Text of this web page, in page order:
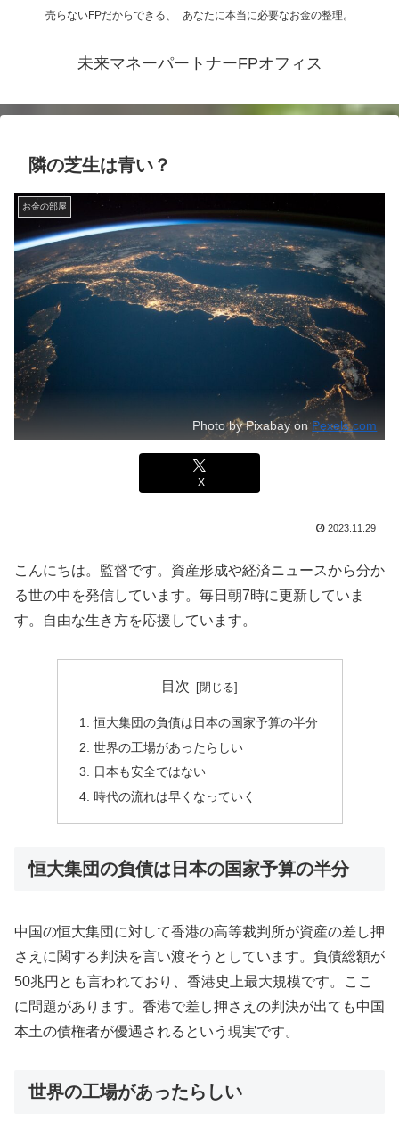
売らないFPだからできる、 あなたに本当に必要なお金の整理。
未来マネーパートナーFPオフィス
隣の芝生は青い？
お金の部屋
Photo by Pixabay onPexels.com
X
2023.11.29
こんにちは。監督です。資産形成や経済ニュースから分か
る世の中を発信しています。毎日朝7時に更新していま
す。自由な生き方を応援しています。
目次
恒大集団の負債は日本の国家予算の半分
世界の工場があったらしい
日本も安全ではない
時代の流れは早くなっていく
恒大集団の負債は日本の国家予算の半分
中国の恒大集団に対して香港の高等裁判所が資産の差し押
さえに関する判決を言い渡そうとしています。負債総額が
50兆円とも言われており、香港史上最大規模です。ここ
に問題があります。香港で差し押さえの判決が出ても中国
本土の債権者が優遇されるという現実です。
世界の工場があったらしい